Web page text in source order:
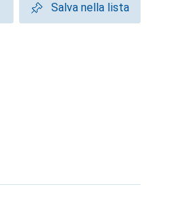
Salva nella lista